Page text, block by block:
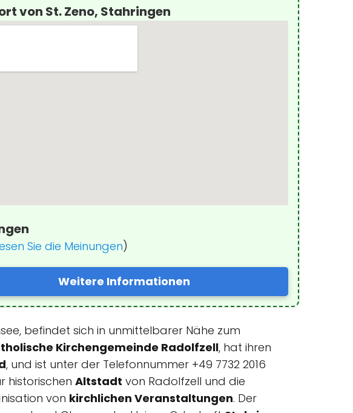
von St. Zeno, Stahringen
Sie die Meinungen)
Weitere Informationen
befindet sich in unmittelbarer Nähe zum
Kirchengemeinde Radolfzell, hat ihren
, und ist unter der Telefonnummer +49 7732 2016
historischen Altstadt von Radolfzell und die
von kirchlichen Veranstaltungen. Der